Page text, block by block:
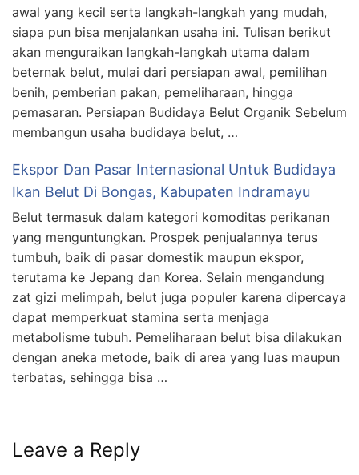
awal yang kecil serta langkah-langkah yang mudah,
siapa pun bisa menjalankan usaha ini. Tulisan berikut
akan menguraikan langkah-langkah utama dalam
beternak belut, mulai dari persiapan awal, pemilihan
benih, pemberian pakan, pemeliharaan, hingga
pemasaran. Persiapan Budidaya Belut Organik Sebelum
membangun usaha budidaya belut, …
Ekspor Dan Pasar Internasional Untuk Budidaya
Ikan Belut Di Bongas, Kabupaten Indramayu
Belut termasuk dalam kategori komoditas perikanan
yang menguntungkan. Prospek penjualannya terus
tumbuh, baik di pasar domestik maupun ekspor,
terutama ke Jepang dan Korea. Selain mengandung
zat gizi melimpah, belut juga populer karena dipercaya
dapat memperkuat stamina serta menjaga
metabolisme tubuh. Pemeliharaan belut bisa dilakukan
dengan aneka metode, baik di area yang luas maupun
terbatas, sehingga bisa …
Leave a Reply